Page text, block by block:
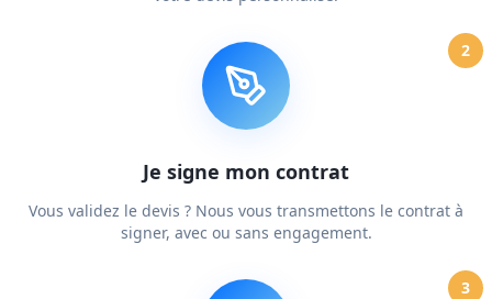
2
Je signe mon contrat
Vous validez le devis ? Nous vous transmettons le contrat à
signer, avec ou sans engagement.
3